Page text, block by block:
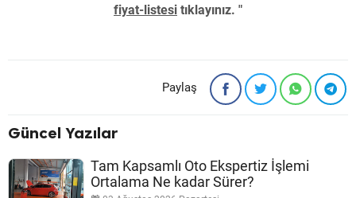
fiyat-listesi tıklayınız. "
Paylaş
Güncel Yazılar
Tam Kapsamlı Oto Ekspertiz İşlemi
Ortalama Ne kadar Sürer?